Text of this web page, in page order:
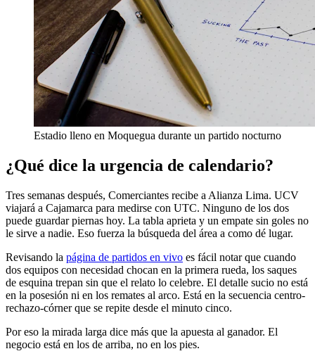
Estadio lleno en Moquegua durante un partido nocturno
¿Qué dice la urgencia de calendario?
Tres semanas después, Comerciantes recibe a Alianza Lima. UCV
viajará a Cajamarca para medirse con UTC. Ninguno de los dos
puede guardar piernas hoy. La tabla aprieta y un empate sin goles no
le sirve a nadie. Eso fuerza la búsqueda del área a como dé lugar.
Revisando la página de partidos en vivo es fácil notar que cuando
dos equipos con necesidad chocan en la primera rueda, los saques
de esquina trepan sin que el relato lo celebre. El detalle sucio no está
en la posesión ni en los remates al arco. Está en la secuencia centro-
rechazo-córner que se repite desde el minuto cinco.
Por eso la mirada larga dice más que la apuesta al ganador. El
negocio está en los de arriba, no en los pies.